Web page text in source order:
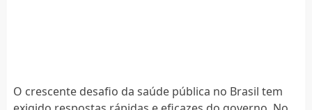
O crescente desafio da saúde pública no Brasil tem